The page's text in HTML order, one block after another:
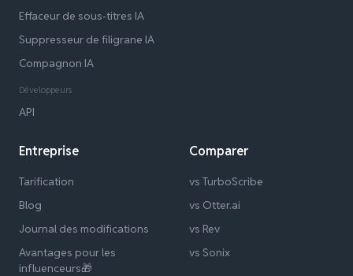
Effaceur de sous-titres IA
Suppresseur de filigrane IA
Compagnon IA
Développeurs
API
Entreprise
Tarification
Blog
Journal des modifications
Avantages pour les
influenceurs🎁
Comparer
vs TurboScribe
vs Otter.ai
vs Rev
vs Sonix